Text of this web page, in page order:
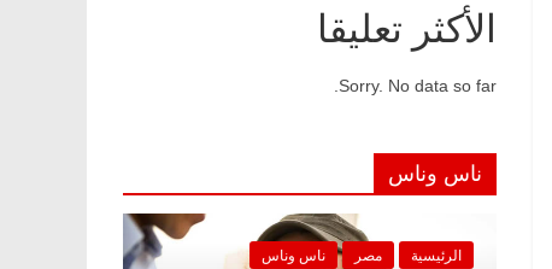
الأكثر تعليقا
Sorry. No data so far.
ناس وناس
الرئيسية مصر ناس وناس